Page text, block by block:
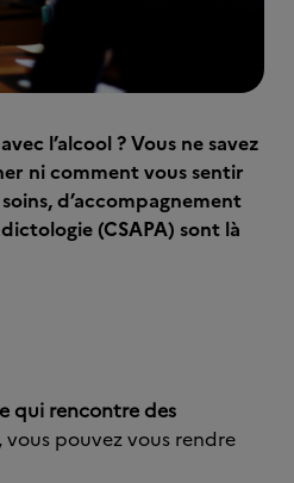
l’alcool ? Vous ne savez
ni comment vous sentir
d’accompagnement
(CSAPA) sont là
qui rencontre des
, vous pouvez vous rendre